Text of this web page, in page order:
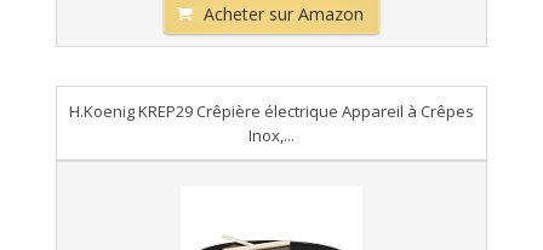
Acheter sur Amazon
H.Koenig KREP29 Crêpière électrique Appareil à Crêpes
Inox,...